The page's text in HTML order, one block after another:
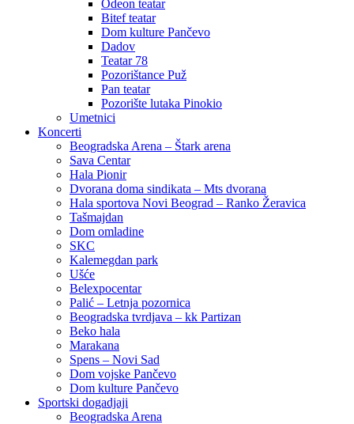
Odeon teatar
Bitef teatar
Dom kulture Pančevo
Dadov
Teatar 78
Pozorištance Puž
Pan teatar
Pozorište lutaka Pinokio
Umetnici
Koncerti
Beogradska Arena – Štark arena
Sava Centar
Hala Pionir
Dvorana doma sindikata – Mts dvorana
Hala sportova Novi Beograd – Ranko Žeravica
Tašmajdan
Dom omladine
SKC
Kalemegdan park
Ušće
Belexpocentar
Palić – Letnja pozornica
Beogradska tvrdjava – kk Partizan
Beko hala
Marakana
Spens – Novi Sad
Dom vojske Pančevo
Dom kulture Pančevo
Sportski dogadjaji
Beogradska Arena